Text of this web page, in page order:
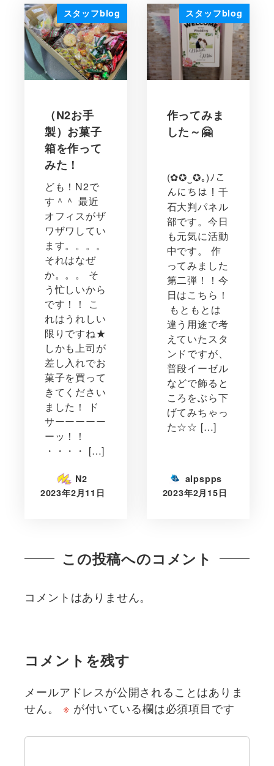
スタッフblog
（N2お手
製）お菓子
箱を作って
みた！
ども！N2で
す＾＾ 最近
オフィスがザ
ワザワしてい
ます。。。。
それはなぜ
か。。。 そ
う忙しいから
です！！ こ
れはうれしい
限りですね★
しかも上司が
差し入れでお
菓子を買って
きてください
ました！ ド
サーーーーー
ーッ！！
・・・・ […]
N2
2023年2月11日
スタッフblog
作ってみま
した～🤗
(✿✪‿✪｡)ﾉこ
んにちは！千
石大判パネル
部です。今日
も元気に活動
中です。 作
ってみました
第二弾！！今
日はこちら！
もともとは
違う用途で考
えていたスタ
ンドですが、
普段イーゼル
などで飾ると
ころをぶら下
げてみちゃっ
た☆☆ […]
alpspps
2023年2月15日
この投稿へのコメント
コメントはありません。
コメントを残す
メールアドレスが公開されることはありま
せん。
※ が付いている欄は必須項目です